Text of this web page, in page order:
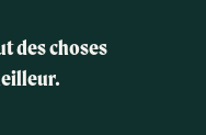
des choses